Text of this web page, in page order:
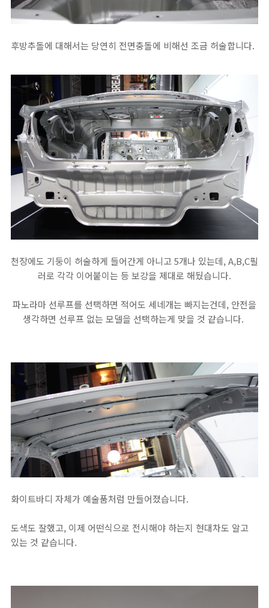
후방추돌에 대해서는 당연히 전면충돌에 비해선 조금 허술합니다.
천장에도 기둥이 허술하게 들어간게 아니고 5개나 있는데, A,B,C필
러로 각각 이어붙이는 등 보강을 제대로 해뒀습니다.
파노라마 선루프를 선택하면 적어도 세네개는 빠지는건데, 안전을
생각하면 선루프 없는 모델을 선택하는게 맞을 것 같습니다.
화이트바디 자체가 예술품처럼 만들어졌습니다.
도색도 잘했고, 이제 어떤식으로 전시해야 하는지 현대차도 알고
있는 것 같습니다.